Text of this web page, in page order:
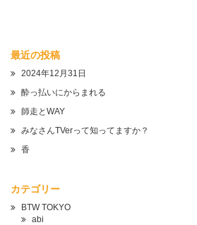
最近の投稿
2024年12月31日
酔っ払いにからまれる
師走とWAY
みなさんTVerって知ってますか？
香
カテゴリー
BTW TOKYO
abi